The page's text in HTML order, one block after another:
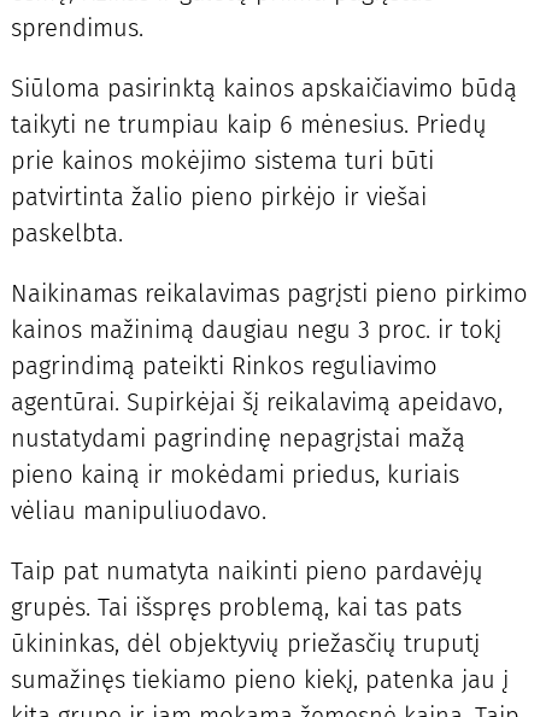
sprendimus.
Siūloma pasirinktą kainos apskaičiavimo būdą
taikyti ne trumpiau kaip 6 mėnesius. Priedų
prie kainos mokėjimo sistema turi būti
patvirtinta žalio pieno pirkėjo ir viešai
paskelbta.
Naikinamas reikalavimas pagrįsti pieno pirkimo
kainos mažinimą daugiau negu 3 proc. ir tokį
pagrindimą pateikti Rinkos reguliavimo
agentūrai. Supirkėjai šį reikalavimą apeidavo,
nustatydami pagrindinę nepagrįstai mažą
pieno kainą ir mokėdami priedus, kuriais
vėliau manipuliuodavo.
Taip pat numatyta naikinti pieno pardavėjų
grupės. Tai išspręs problemą, kai tas pats
ūkininkas, dėl objektyvių priežasčių truputį
sumažinęs tiekiamo pieno kiekį, patenka jau į